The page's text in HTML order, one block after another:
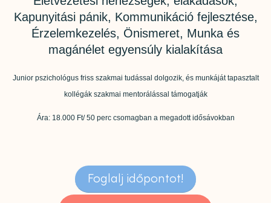
Kapunyitási pánik, Kommunikáció fejlesztése,
Érzelemkezelés, Önismeret, Munka és
magánélet egyensúly kialakítása
Junior pszichológus friss szakmai tudással dolgozik, és munkáját tapasztalt
kollégák szakmai mentorálással támogatják
Ára: 18.000 Ft/ 50 perc csomagban a megadott idősávokban
Foglalj időpontot!